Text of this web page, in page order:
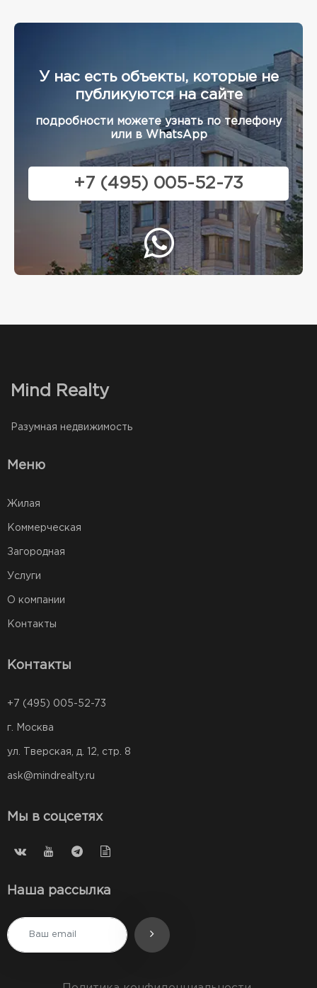
У нас есть объекты, которые не
публикуются на сайте
подробности можете узнать по телефону
или в WhatsApp
+7 (495) 005-52-73
Mind Realty
Разумная недвижимость
Меню
Жилая
Коммерческая
Загородная
Услуги
О компании
Контакты
Контакты
+7 (495) 005-52-73
г. Москва
ул. Тверская, д. 12, стр. 8
ask@mindrealty.ru
Мы в соцсетях
Наша рассылка